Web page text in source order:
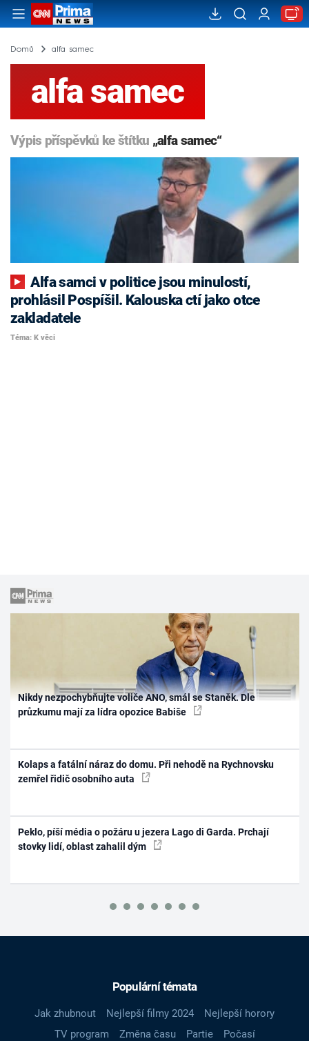
Domů alfa samec
alfa samec
Výpis příspěvků ke štítku „alfa samec“
Alfa samci v politice jsou minulostí,
prohlásil Pospíšil. Kalouska ctí jako otce
zakladatele
Téma: K věci
Nikdy nezpochybňujte voliče ANO, smál se Staněk. Dle
průzkumu mají za lídra opozice Babiše
Kolaps a fatální náraz do domu. Při nehodě na Rychnovsku
zemřel řidič osobního auta
Peklo, píší média o požáru u jezera Lago di Garda. Prchají
stovky lidí, oblast zahalil dým
Populární témata
Jak zhubnout Nejlepší filmy 2024
Nejlepší horory
TV program
Změna času Partie
Počasí